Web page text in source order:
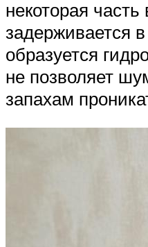
некоторая часть
задерживается
образуется
не позволяет
запахам